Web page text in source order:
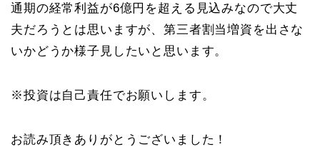
通期の経常利益が6億円を超える見込みなので大丈
夫だろうとは思いますが、第三者割当増資を出さな
いかどうか様子見したいと思います。
※投資は自己責任でお願いします。
お読み頂きありがとうございました！